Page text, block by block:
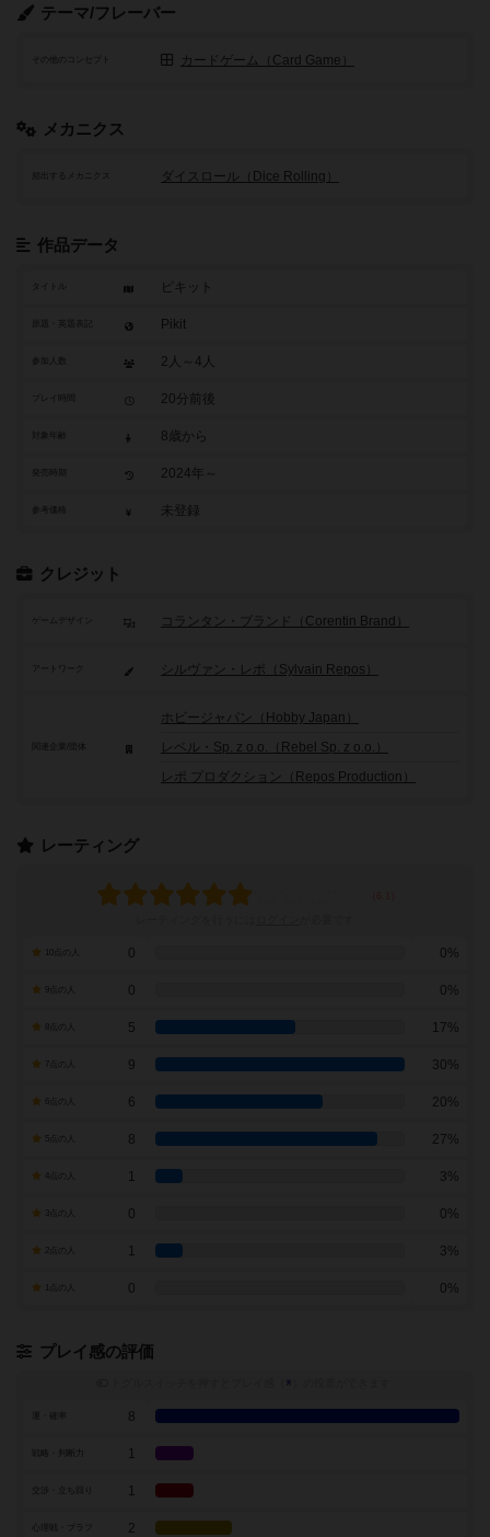
テーマ/フレーバー
その他のコンセプト カードゲーム（Card Game）
メカニクス
頻出するメカニクス ダイスロール（Dice Rolling）
作品データ
タイトル ピキット
原題・英題表記 Pikit
参加人数 2人～4人
20分前後
対象年齢 8歳から
2024年～
参考価格 未登録
クレジット
ゲームデザイン コランタン・ブランド（Corentin Brand）
アートワーク シルヴァン・レポ（Sylvain Repos）
ホビージャパン（Hobby Japan）
レベル・Sp. z o.o.（Rebel Sp. z o.o.）
レポ プロダクション（Repos Production）
レーティング
0 0%
9点の人 0 0%
5 17%
7点の人 9 30%
6 20%
8 27%
1 3%
0 0%
1 3%
0 0%
プレイ感の評価
※
8
1
交渉・立ち回り 1
2